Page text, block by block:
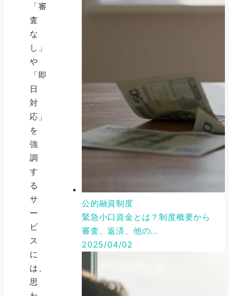
「審
査
な
し」
や
「即
日
対
応」
を
強
調
す
る
サ
ー
ビ
ス
に
は、
思
公的融資制度
緊急小口資金とは？制度概要から
審査、返済、他の...
2025/04/02